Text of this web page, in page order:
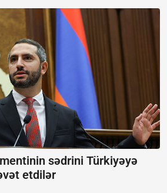
sədrini Türkiyəyə
etdilər